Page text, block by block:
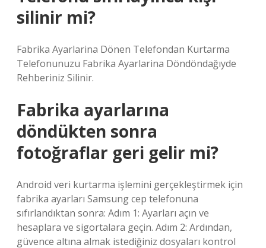
silinir mi?
Fabrika Ayarlarina Dönen Telefondan Kurtarma
Telefonunuzu Fabrika Ayarlarina Döndöndağıyde
Rehberiniz Silinir.
Fabrika ayarlarına
döndükten sonra
fotoğraflar geri gelir mi?
Android veri kurtarma işlemini gerçekleştirmek için
fabrika ayarları Samsung cep telefonuna
sıfırlandıktan sonra: Adım 1: Ayarları açın ve
hesaplara ve sigortalara geçin. Adım 2: Ardından,
güvence altına almak istediğiniz dosyaları kontrol